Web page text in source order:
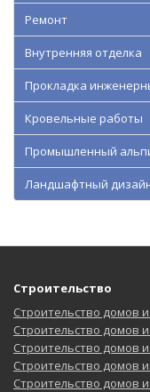
Ремонт
Внутренняя отделка
Прокладка
Кровельные работы
Промышленный
Ландшафтный
Строительство
Строительство домов
Строительство домов
Строительство домов
Строительство домов
Строительство домов